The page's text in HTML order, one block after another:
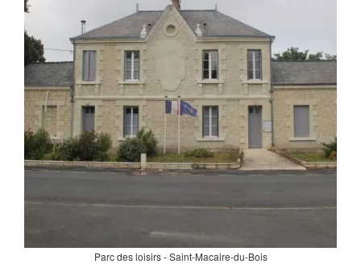
Parc des loisirs - Saint-Macaire-du-Bois